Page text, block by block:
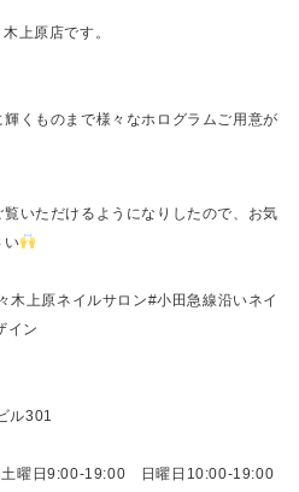
上原店です。
くものまで様々なホログラムご用意が
いただけるようになりしたので、お気
い
上原ネイルサロン#小田急線沿いネイ
イン
ル301
曜日9:00-19:00 日曜日10:00-19:00